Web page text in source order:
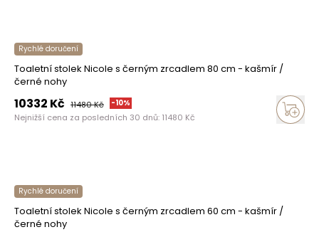
Rychlé doručení
Toaletní stolek Nicole s černým zrcadlem 80 cm - kašmír /
černé nohy
10332 Kč 11480Kč -10%
Nejnižší cena za posledních 30 dnů: 11480 Kč
Rychlé doručení
Toaletní stolek Nicole s černým zrcadlem 60 cm - kašmír /
černé nohy